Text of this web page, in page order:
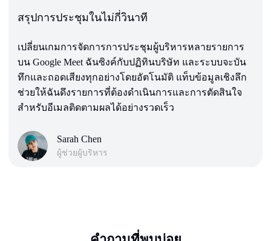
สรุปการประชุมในไม่กี่วินาที
เปลี่ยนเกมการจัดการการประชุมผู้บริหารหลายรายการ
บน Google Meet ฉันซิงค์กับปฏิทินบริษัท และระบบจะบัน
ทึกและถอดเสียงทุกอย่างโดยอัตโนมัติ แท็บข้อมูลเชิงลึก
ช่วยให้ฉันดึงรายการที่ต้องดำเนินการและการตัดสินใจ
สำหรับอีเมลติดตามผลได้อย่างรวดเร็ว
Sarah Chen
ผู้ช่วยผู้บริหาร